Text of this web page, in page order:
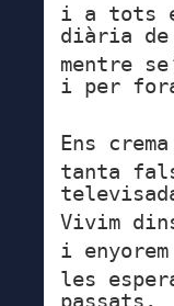
i a tots
diària de
mentre
i per
Ens
tanta
Vivim
i
les
passats.